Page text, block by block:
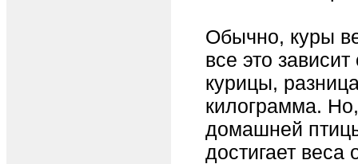
Обычно, куры
все это
курицы,
килограмма.
домашней
достигает веса